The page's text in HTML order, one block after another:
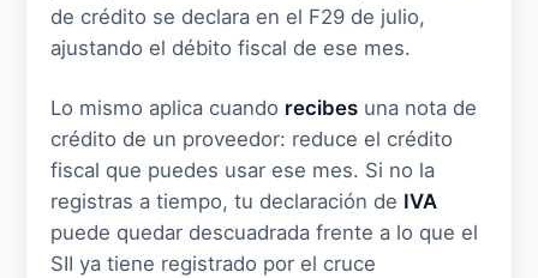
de crédito se declara en el F29 de julio,
ajustando el débito fiscal de ese mes.
Lo mismo aplica cuando recibes una nota de
crédito de un proveedor: reduce el crédito
fiscal que puedes usar ese mes. Si no la
registras a tiempo, tu declaración de IVA
puede quedar descuadrada frente a lo que el
SII ya tiene registrado por el cruce